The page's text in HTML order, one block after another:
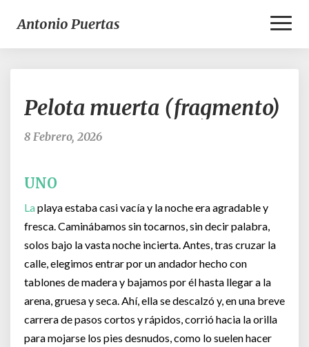
Antonio Puertas
muerta
(fragmento)
Pelota muerta (fragmento)
8 Febrero, 2026
UNO
Laplaya estaba casi vacía y la noche era agradable y
fresca. Caminábamos sin tocarnos, sin decir palabra,
solos bajo la vasta noche incierta. Antes, tras cruzar la
calle, elegimos entrar por un andador hecho con
tablones de madera y bajamos por él hasta llegar a la
arena, gruesa y seca. Ahí, ella se descalzó y, en una breve
carrera de pasos cortos y rápidos, corrió hacia la orilla
para mojarse los pies desnudos, como lo suelen hacer